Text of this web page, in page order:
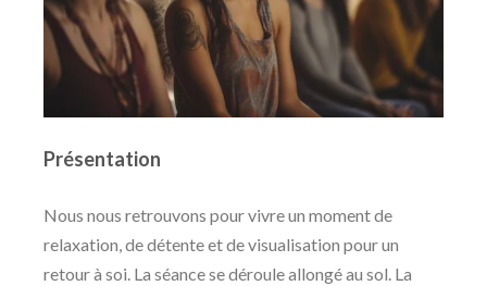
Présentation
Nous nous retrouvons pour vivre un moment de
relaxation, de détente et de visualisation pour un
retour à soi. La séance se déroule allongé au sol. La